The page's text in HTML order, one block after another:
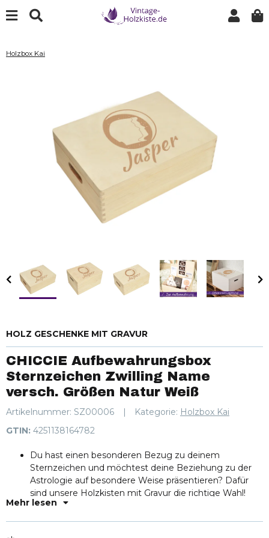
Holzbox Kai
HOLZ GESCHENKE MIT GRAVUR
CHICCIE Aufbewahrungsbox
Sternzeichen Zwilling Name
versch. Größen Natur Weiß
Artikelnummer: SZ00006 Kategorie: Holzbox Kai
GTIN: 4251138164782
Du hast einen besonderen Bezug zu deinem
Sternzeichen und möchtest deine Beziehung zu der
Astrologie auf besondere Weise präsentieren? Dafür
sind unsere Holzkisten mit Gravur die richtige Wahl!
Geschenkidee: Schaffe ein persönliches Geschenk und
Mehr lesen